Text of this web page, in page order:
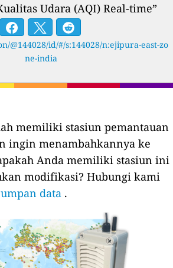
Udara (AQI) Real-time”
@144028/id/#/s:144028/n:ejipura-east-zo
ne-india
memiliki stasiun pemantauan
ingin menambahkannya ke
Anda memiliki stasiun ini
modifikasi? Hubungi kami
umpan data .